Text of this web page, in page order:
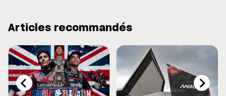
Articles recommandés